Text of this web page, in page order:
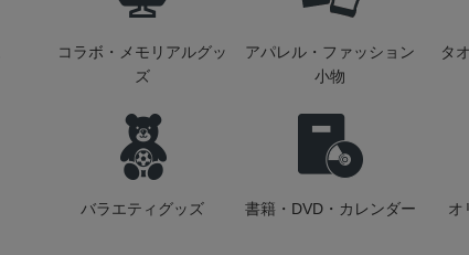
コラボ・メモリアルグッ
ズ
アパレル・ファッション
小物
タ
バラエティグッズ 書籍・DVD・カレンダー オ